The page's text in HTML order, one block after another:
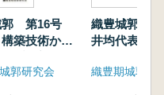
郭 第16号
築技術から
郭研究会
織豊城郭 第
井均代表還
郭の石切場
織豊期城郭研